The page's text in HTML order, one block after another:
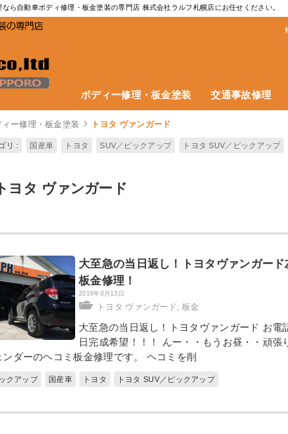
ら自動車ボディ修理・板金塗装の専門店 株式会社ラルフ札幌店にお任せください。
ボディー修理・板金塗装 交通事故修理
ー修理・板金塗装 トヨタ ヴァンガード
リ : 国産車 トヨタ SUV／ピックアップ トヨタ SUV／ピックアップ
トヨタ ヴァンガード
大至急の当日返し！トヨタヴァンガー
板金修理！
2016年8月13日
トヨタ ヴァンガード , 板金
大至急の当日返し！トヨタヴァンガード お電
日完成希望！！！ んー・・もうお昼・・頑
ンダーのヘコミ板金修理です。 ヘコミを削
クアップ 国産車 トヨタ トヨタ SUV／ピックアップ